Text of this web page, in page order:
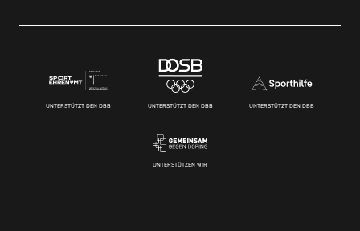
UNTERSTÜTZT DEN DBB UNTERSTÜTZT DEN DBB UNTERSTÜTZT DEN DBB
UNTERSTÜTZEN WIR